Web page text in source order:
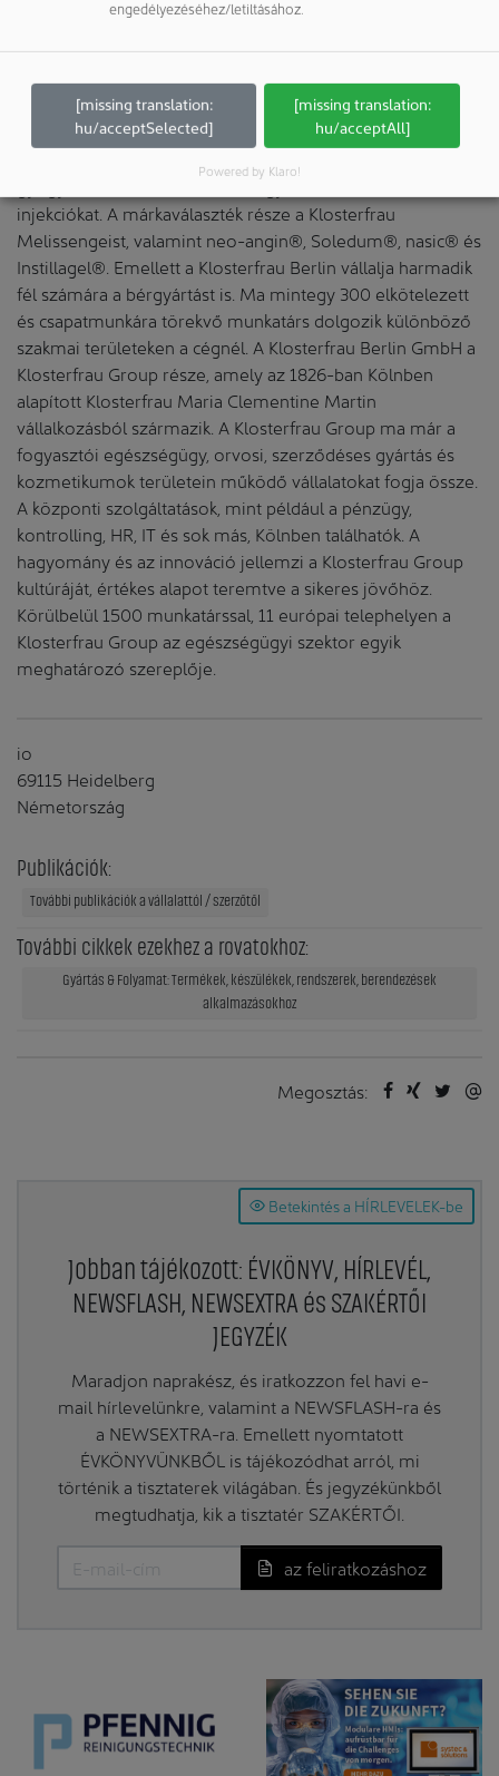
A Klosterfrau Berlin GmbH egy gyógyszeripari vállalat,
amely Berlin-Marienfelde-ben található. Szigorú GMP
irányelvek szerint (Good Manufacturing Practice) 45 000
gyógyszerformákat és sterilel egyszer használatos
injekciókat. A márkaválaszték része a Klosterfrau
Melissengeist, valamint neo-angin®, Soledum®, nasic® és
Instillagel®. Emellett a Klosterfrau Berlin vállalja harmadik
fél számára a bérgyártást is. Ma mintegy 300 elkötelezett
és csapatmunkára törekvő munkatárs dolgozik különböző
szakmai területeken a cégnél. A Klosterfrau Berlin GmbH a
Klosterfrau Group része, amely az 1826-ban Kölnben
alapított Klosterfrau Maria Clementine Martin
vállalkozásból származik. A Klosterfrau Group ma már a
fogyasztói egészségügy, orvosi, szerződéses gyártás és
kozmetikumok területein működő vállalatokat fogja össze.
A központi szolgáltatások, mint például a pénzügy,
kontrolling, HR, IT és sok más, Kölnben találhatók. A
hagyomány és az innováció jellemzi a Klosterfrau Group
kultúráját, értékes alapot teremtve a sikeres jövőhöz.
Körülbelül 1500 munkatárssal, 11 európai telephelyen a
Klosterfrau Group az egészségügyi szektor egyik
meghatározó szereplője.
io
69115 Heidelberg
Németország
Publikációk:
További publikációk a vállalattól / szerzőtől
További cikkek ezekhez a rovatokhoz:
Gyártás & Folyamat: Termékek, készülékek, rendszerek, berendezések
alkalmazásokhoz
Megosztás:
Betekintés a HÍRLEVELEK-be
Jobban tájékozott: ÉVKÖNYV, HÍRLEVÉL,
NEWSFLASH, NEWSEXTRA és SZAKÉRTŐI
JEGYZÉK
Maradjon naprakész, és iratkozzon fel havi e-
mail hírlevelünkre, valamint a NEWSFLASH-ra és
a NEWSEXTRA-ra. Emellett nyomtatott
ÉVKÖNYVÜNKBŐL is tájékozódhat arról, mi
történik a tisztaterek világában. És jegyzékünkből
megtudhatja, kik a tisztatér SZAKÉRTŐI.
az feliratkozáshoz
engedélyezéséhez/letiltásához.
[missing translation:
hu/acceptSelected]
[missing translation:
hu/acceptAll]
Powered by Klaro!